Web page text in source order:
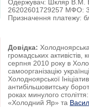
Одержувач: Шкляр В.М.
26202601729257 МФО:
Призначення платежу:
Довідка: Холодноярська
громадських активістів,
серпня 2010 року в
самоорганізацію
Холодноярської
антибільшовитську
роках минулого
«Холодний Яр» та